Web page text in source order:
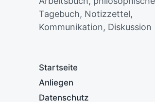
Tagebuch, Notizzettel,
Kommunikation, Diskussion
Startseite
Anliegen
Datenschutz